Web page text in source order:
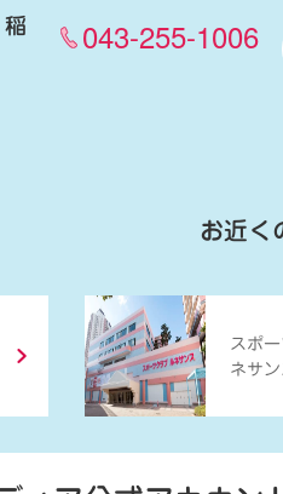
043-255-1006
お近く
スポ
ネサ